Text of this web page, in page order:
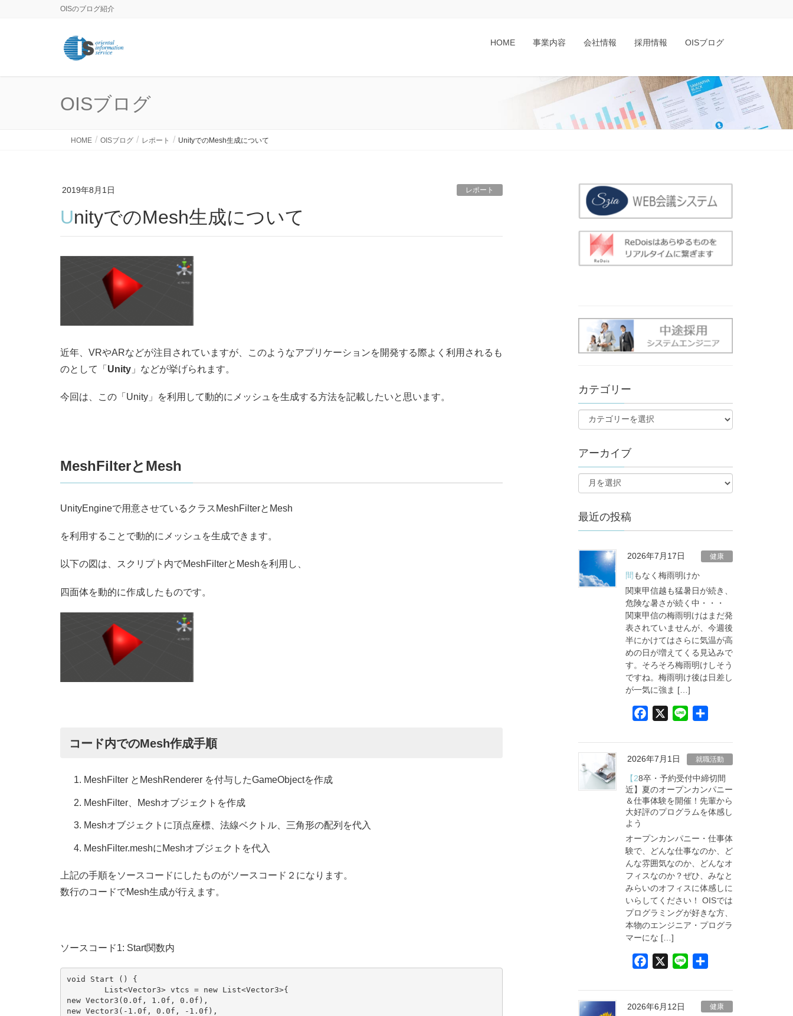
OISのブログ紹介
HOME 事業内容 会社情報 採用情報 OISブログ
OISブログ
HOME OISブログ レポート UnityでのMesh生成について
2019年8月1日 レポート
UnityでのMesh生成について
近年、VRやARなどが注目されていますが、このようなアプリケーションを開発する際よく利用されるも
のとして「 Unity 」などが挙げられます。
今回は、この「Unity」を利用して動的にメッシュを生成する方法を記載したいと思います。
MeshFilterとMesh
UnityEngineで用意させているクラスMeshFilterとMesh
を利用することで動的にメッシュを生成できます。
以下の図は、スクリプト内でMeshFilterとMeshを利用し、
四面体を動的に作成したものです。
コード内でのMesh作成手順
MeshFilter とMeshRenderer を付与したGameObjectを作成
MeshFilter、Meshオブジェクトを作成
Meshオブジェクトに頂点座標、法線ベクトル、三角形の配列を代入
MeshFilter.meshにMeshオブジェクトを代入
上記の手順をソースコードにしたものがソースコード２になります。
数行のコードでMesh生成が行えます。
ソースコード1: Start関数内
void Start () {
        List<Vector3> vtcs = new List<Vector3>{
new Vector3(0.0f, 1.0f, 0.0f),
new Vector3(-1.0f, 0.0f, -1.0f),
カテゴリー
アーカイブ
最近の投稿
2026年7月17日 健康
間もなく梅雨明けか
関東甲信越も猛暑日が続き、
危険な暑さが続く中・・・
関東甲信の梅雨明けはまだ発
表されていませんが、今週後
半にかけてはさらに気温が高
めの日が増えてくる見込みで
す。そろそろ梅雨明けしそう
ですね。梅雨明け後は日差し
が一気に強ま […]
c
e
b
o
o
n
2026年7月1日 就職活動
【28卒・予約受付中締切間
近】夏のオープンカンパニー
＆仕事体験を開催！先輩から
大好評のプログラムを体感し
よう
オープンカンパニー・仕事体
験で、どんな仕事なのか、ど
んな雰囲気なのか、どんなオ
フィスなのか？ぜひ、みなと
みらいのオフィスに体感しに
いらしてください！ OISでは
プログラミングが好きな方、
本物のエンジニア・プログラ
マーにな […]
c
e
n
2026年6月12日 健康